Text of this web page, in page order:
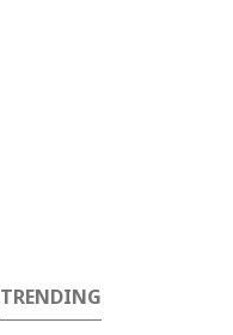
TRENDING